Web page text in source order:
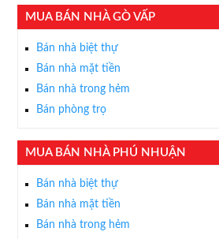
thân thiện, nhiệt tình,
×
MUA BÁN NHÀ GÒ VẤP
Bán nhà biệt thự
Bán nhà mặt tiền
Bán nhà trong hẻm
Bán phòng trọ
MUA BÁN NHÀ PHÚ NHUẬN
Bán nhà biệt thự
Bán nhà mặt tiền
Bán nhà trong hẻm